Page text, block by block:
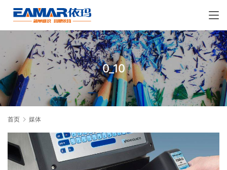
0_10
首页 媒体